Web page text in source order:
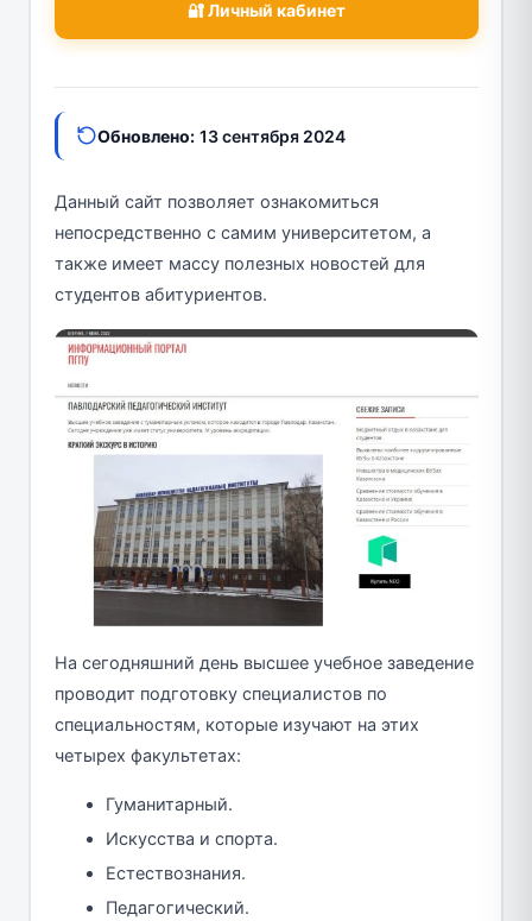
🔐 Личный кабинет
Обновлено: 13 сентября 2024
Данный сайт позволяет ознакомиться
непосредственно с самим университетом, а
также имеет массу полезных новостей для
студентов абитуриентов.
На сегодняшний день высшее учебное заведение
проводит подготовку специалистов по
специальностям, которые изучают на этих
четырех факультетах:
Гуманитарный.
Искусства и спорта.
Естествознания.
Педагогический.